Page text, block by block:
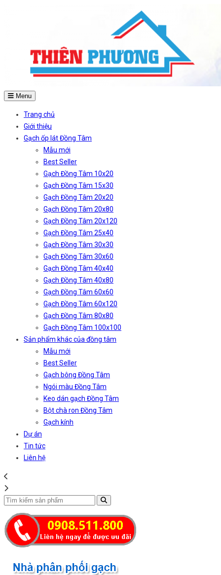
Menu
Trang chủ
Giới thiệu
Gạch ốp lát Đồng Tâm
Mẫu mới
Best Seller
Gạch Đồng Tâm 10x20
Gạch Đồng Tâm 15x30
Gạch Đồng Tâm 20x20
Gạch Đồng Tâm 20x80
Gạch Đồng Tâm 20x120
Gạch Đồng Tâm 25x40
Gạch Đồng Tâm 30x30
Gạch Đồng Tâm 30x60
Gạch Đồng Tâm 40x40
Gạch Đồng Tâm 40x80
Gạch Đồng Tâm 60x60
Gạch Đồng Tâm 60x120
Gạch Đồng Tâm 80x80
Gạch Đồng Tâm 100x100
Sản phẩm khác của đồng tâm
Mẫu mới
Best Seller
Gạch bông Đồng Tâm
Ngói màu Đồng Tâm
Keo dán gạch Đồng Tâm
Bột chà ron Đồng Tâm
Gạch kính
Dự án
Tin tức
Liên hệ